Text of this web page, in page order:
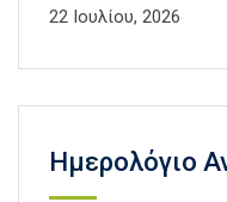
22 Ιουλίου, 2026
Ημερολόγιο